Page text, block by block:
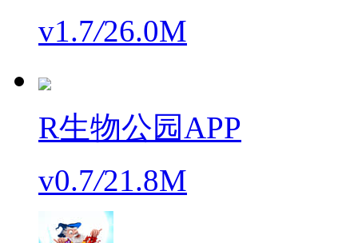
v1.7/26.0M
R生物公园APP
v0.7/21.8M